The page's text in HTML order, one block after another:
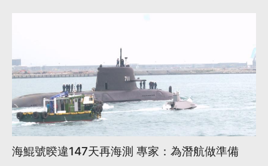
海鯤號暌違147天再海測 專家：為潛航做準備